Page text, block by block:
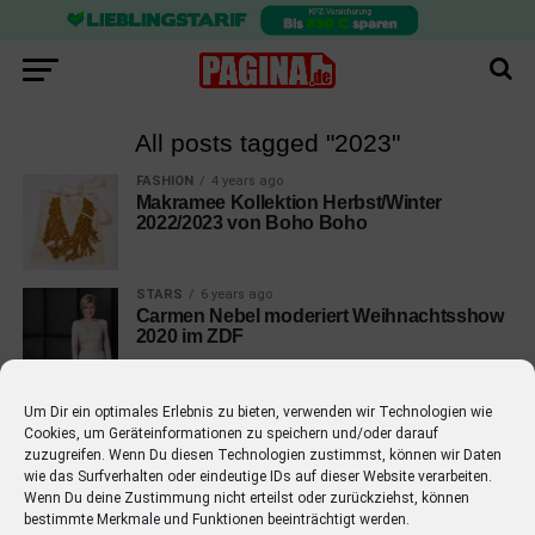
Um Dir ein optimales Erlebnis zu bieten, verwenden wir Technologien wie
Cookies, um Geräteinformationen zu speichern und/oder darauf
zuzugreifen. Wenn Du diesen Technologien zustimmst, können wir Daten
wie das Surfverhalten oder eindeutige IDs auf dieser Website verarbeiten.
Wenn Du deine Zustimmung nicht erteilst oder zurückziehst, können
bestimmte Merkmale und Funktionen beeinträchtigt werden.
All posts tagged "2023"
FASHION 4 years ago
Makramee Kollektion Herbst/Winter
2022/2023 von Boho Boho
STARS 6 years ago
Carmen Nebel moderiert Weihnachtsshow
2020 im ZDF
EMPFOHLEN